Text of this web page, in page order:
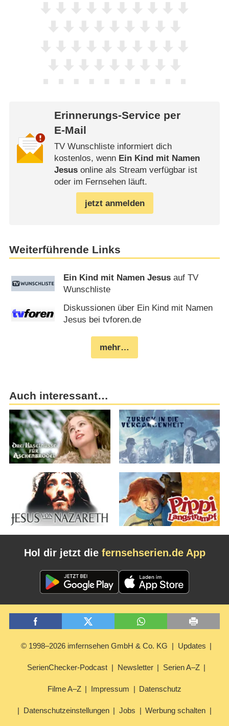
Erinnerungs-Service per
E-Mail
TV Wunschliste informiert dich
kostenlos, wenn Ein Kind mit Namen
Jesusonline als Stream verfügbar ist
oder im Fernsehen läuft.
jetzt anmelden
Weiterführende Links
Ein Kind mit Namen Jesus auf TV
Wunschliste
Diskussionen über Ein Kind mit Namen
Jesus bei tvforen.de
mehr…
Auch interessant…
Hol dir jetzt die fernsehserien.de App
© 1998–2026 imfernsehen GmbH & Co. KG Updates
SerienChecker-Podcast Newsletter Serien A–Z
Filme A–Z Impressum Datenschutz
Datenschutzeinstellungen Jobs Werbung schalten